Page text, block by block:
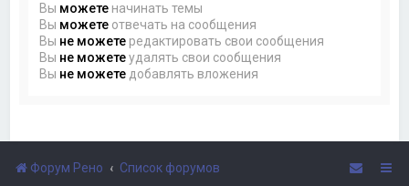
Вы можете начинать темы
Вы можете отвечать на сообщения
Вы не можете редактировать свои сообщения
Вы не можетеудалять свои сообщения
Вы не можете добавлять вложения
Форум Рено Список форумов